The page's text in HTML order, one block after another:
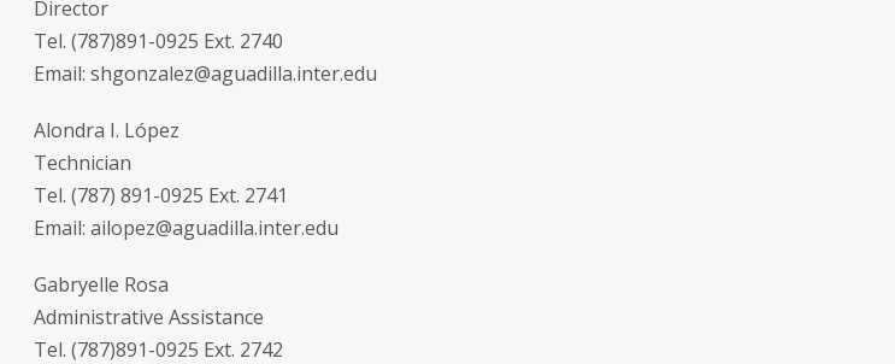
Director
Tel. (787)891-0925 Ext. 2740
Email: shgonzalez@aguadilla.inter.edu
Alondra I. López
Technician
Tel. (787) 891-0925 Ext. 2741
Email: ailopez@aguadilla.inter.edu
Gabryelle Rosa
Administrative Assistance
Tel. (787)891-0925 Ext. 2742